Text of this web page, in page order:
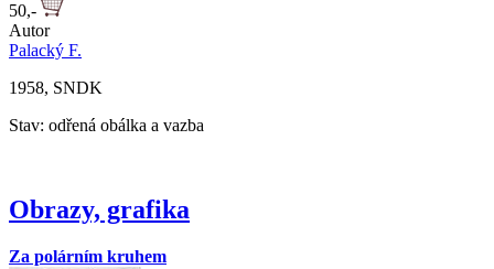
50,-
Autor
Palacký F.
1958, SNDK
Stav: odřená obálka a vazba
Obrazy, grafika
Za polárním kruhem